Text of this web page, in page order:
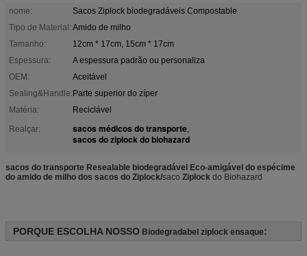
nome:
Sacos Ziplock biodegradáveis Compostable
Tipo de Material: Amido de milho
Tamanho:
12cm * 17cm, 15cm * 17cm
Espessura:
A espessura padrão ou personaliza
OEM:
Aceitável
Sealing&Handle:Parte superior do zíper
Matéria:
Reciclável
Realçar:
sacos médicos do transporte,
sacos do ziplock do biohazard
sacos do transporte Resealable biodegradável Eco-amigável do espécime
do amido de milho dos sacos do Ziplock/saco Ziplock do Biohazard
PORQUE ESCOLHA NOSSO Biodegradabel ziplock ensaque: